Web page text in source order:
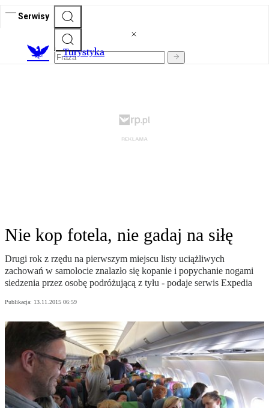
Serwisy
Turystyka
Nie kop fotela, nie gadaj na siłę
Drugi rok z rzędu na pierwszym miejscu listy uciążliwych
zachowań w samolocie znalazło się kopanie i popychanie nogami
siedzenia przez osobę podróżującą z tyłu - podaje serwis Expedia
Publikacja: 13.11.2015 06:59